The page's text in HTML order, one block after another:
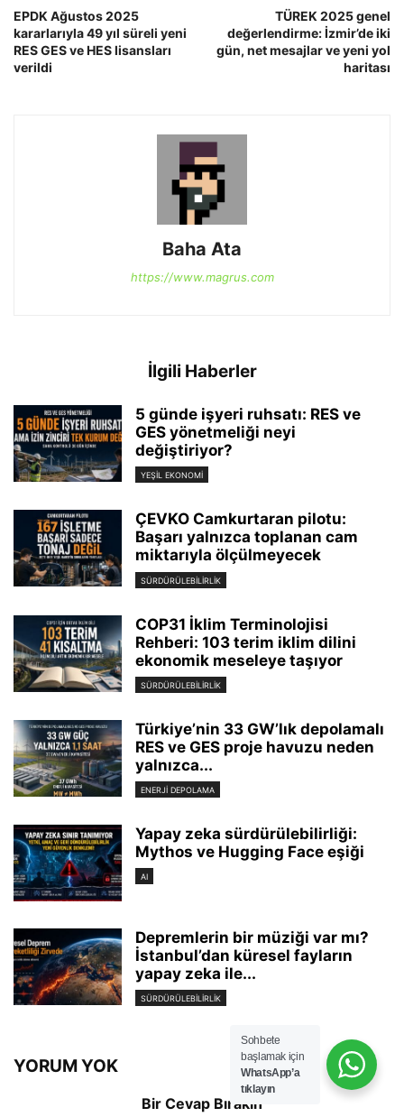
EPDK Ağustos 2025
kararlarıyla 49 yıl süreli yeni
RES GES ve HES lisansları
verildi
TÜREK 2025 genel
değerlendirme: İzmir’de iki
gün, net mesajlar ve yeni yol
haritası
Baha Ata
https://www.magrus.com
İlgili Haberler
5 günde işyeri ruhsatı: RES ve
GES yönetmeliği neyi
değiştiriyor?
YEŞIL EKONOMI
ÇEVKO Camkurtaran pilotu:
Başarı yalnızca toplanan cam
miktarıyla ölçülmeyecek
SÜRDÜRÜLEBILIRLIK
COP31 İklim Terminolojisi
Rehberi: 103 terim iklim dilini
ekonomik meseleye taşıyor
SÜRDÜRÜLEBILIRLIK
Türkiye’nin 33 GW’lık depolamalı
RES ve GES proje havuzu neden
yalnızca...
ENERJI DEPOLAMA
Yapay zeka sürdürülebilirliği:
Mythos ve Hugging Face eşiği
AI
Depremlerin bir müziği var mı?
İstanbul’dan küresel fayların
yapay zeka ile...
SÜRDÜRÜLEBILIRLIK
YORUM YOK
Bir Cevap Bırakın
Sohbete
başlamak için
WhatsApp’a
tıklayın